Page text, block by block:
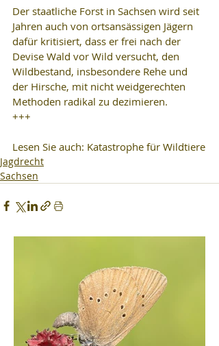
Der staatliche Forst in Sachsen wird seit
Jahren auch von ortsansässigen Jägern
dafür kritisiert, dass er frei nach der
Devise Wald vor Wild versucht, den
Wildbestand, insbesondere Rehe und
der Hirsche, mit nicht weidgerechten
Methoden radikal zu dezimieren.
+++
Lesen Sie auch: Katastrophe für Wildtiere
Jagdrecht
Sachsen